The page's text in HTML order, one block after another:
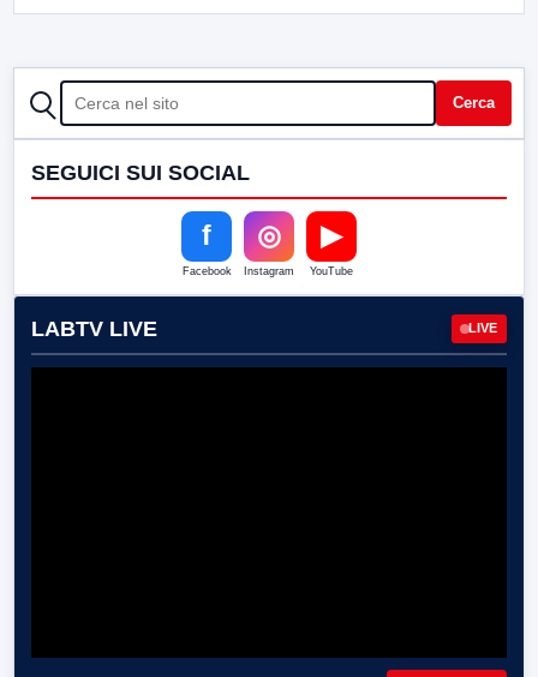
CERCA Cerca
SEGUICI SUI SOCIAL
f
Facebook
◎
Instagram
▶
YouTube
LABTV LIVE LIVE